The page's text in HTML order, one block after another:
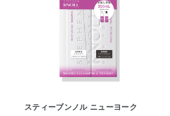
スティーブンノル ニューヨーク